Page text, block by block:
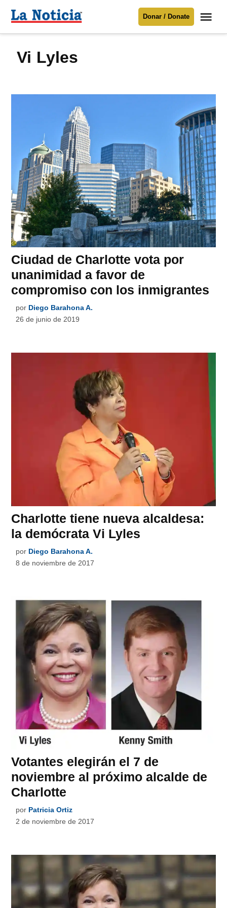
Para mantenerte informado necesitamos
contenido
Noticia
Donar / Donate
Vi Lyles
Ciudad de Charlotte vota por
unanimidad a favor de
compromiso con los inmigrantes
por Diego Barahona A.
26 de junio de 2019
Charlotte tiene nueva alcaldesa:
la demócrata Vi Lyles
por Diego Barahona A.
8 de noviembre de 2017
Votantes elegirán el 7 de
noviembre al próximo alcalde de
Charlotte
por Patricia Ortiz
2 de noviembre de 2017